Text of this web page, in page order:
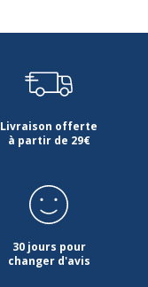
Livraison offerte
à partir de 29€
30 jours pour
changer d'avis